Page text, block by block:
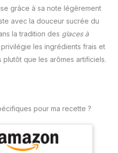
grâce à sa note légèrement
avec la douceur sucrée du
la tradition des glaces à
privilégie les ingrédients frais et
que les arômes artificiels.
pour ma recette ?